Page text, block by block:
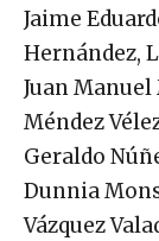
Jaime
Hernández,
Juan
Méndez
Geraldo
Dunnia
Vázquez